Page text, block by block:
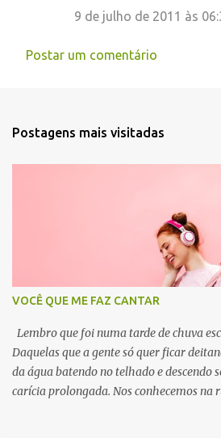
t
o
s
9 de julho de 2011 às
Postar um comentário
Postagens mais visitadas
VOCÊ QUE ME FAZ CANTAR
Lembro que foi numa tarde de chuva
Daquelas que a gente só quer ficar
da água batendo no telhado e descendo
carícia prolongada. Nos conhecemos na